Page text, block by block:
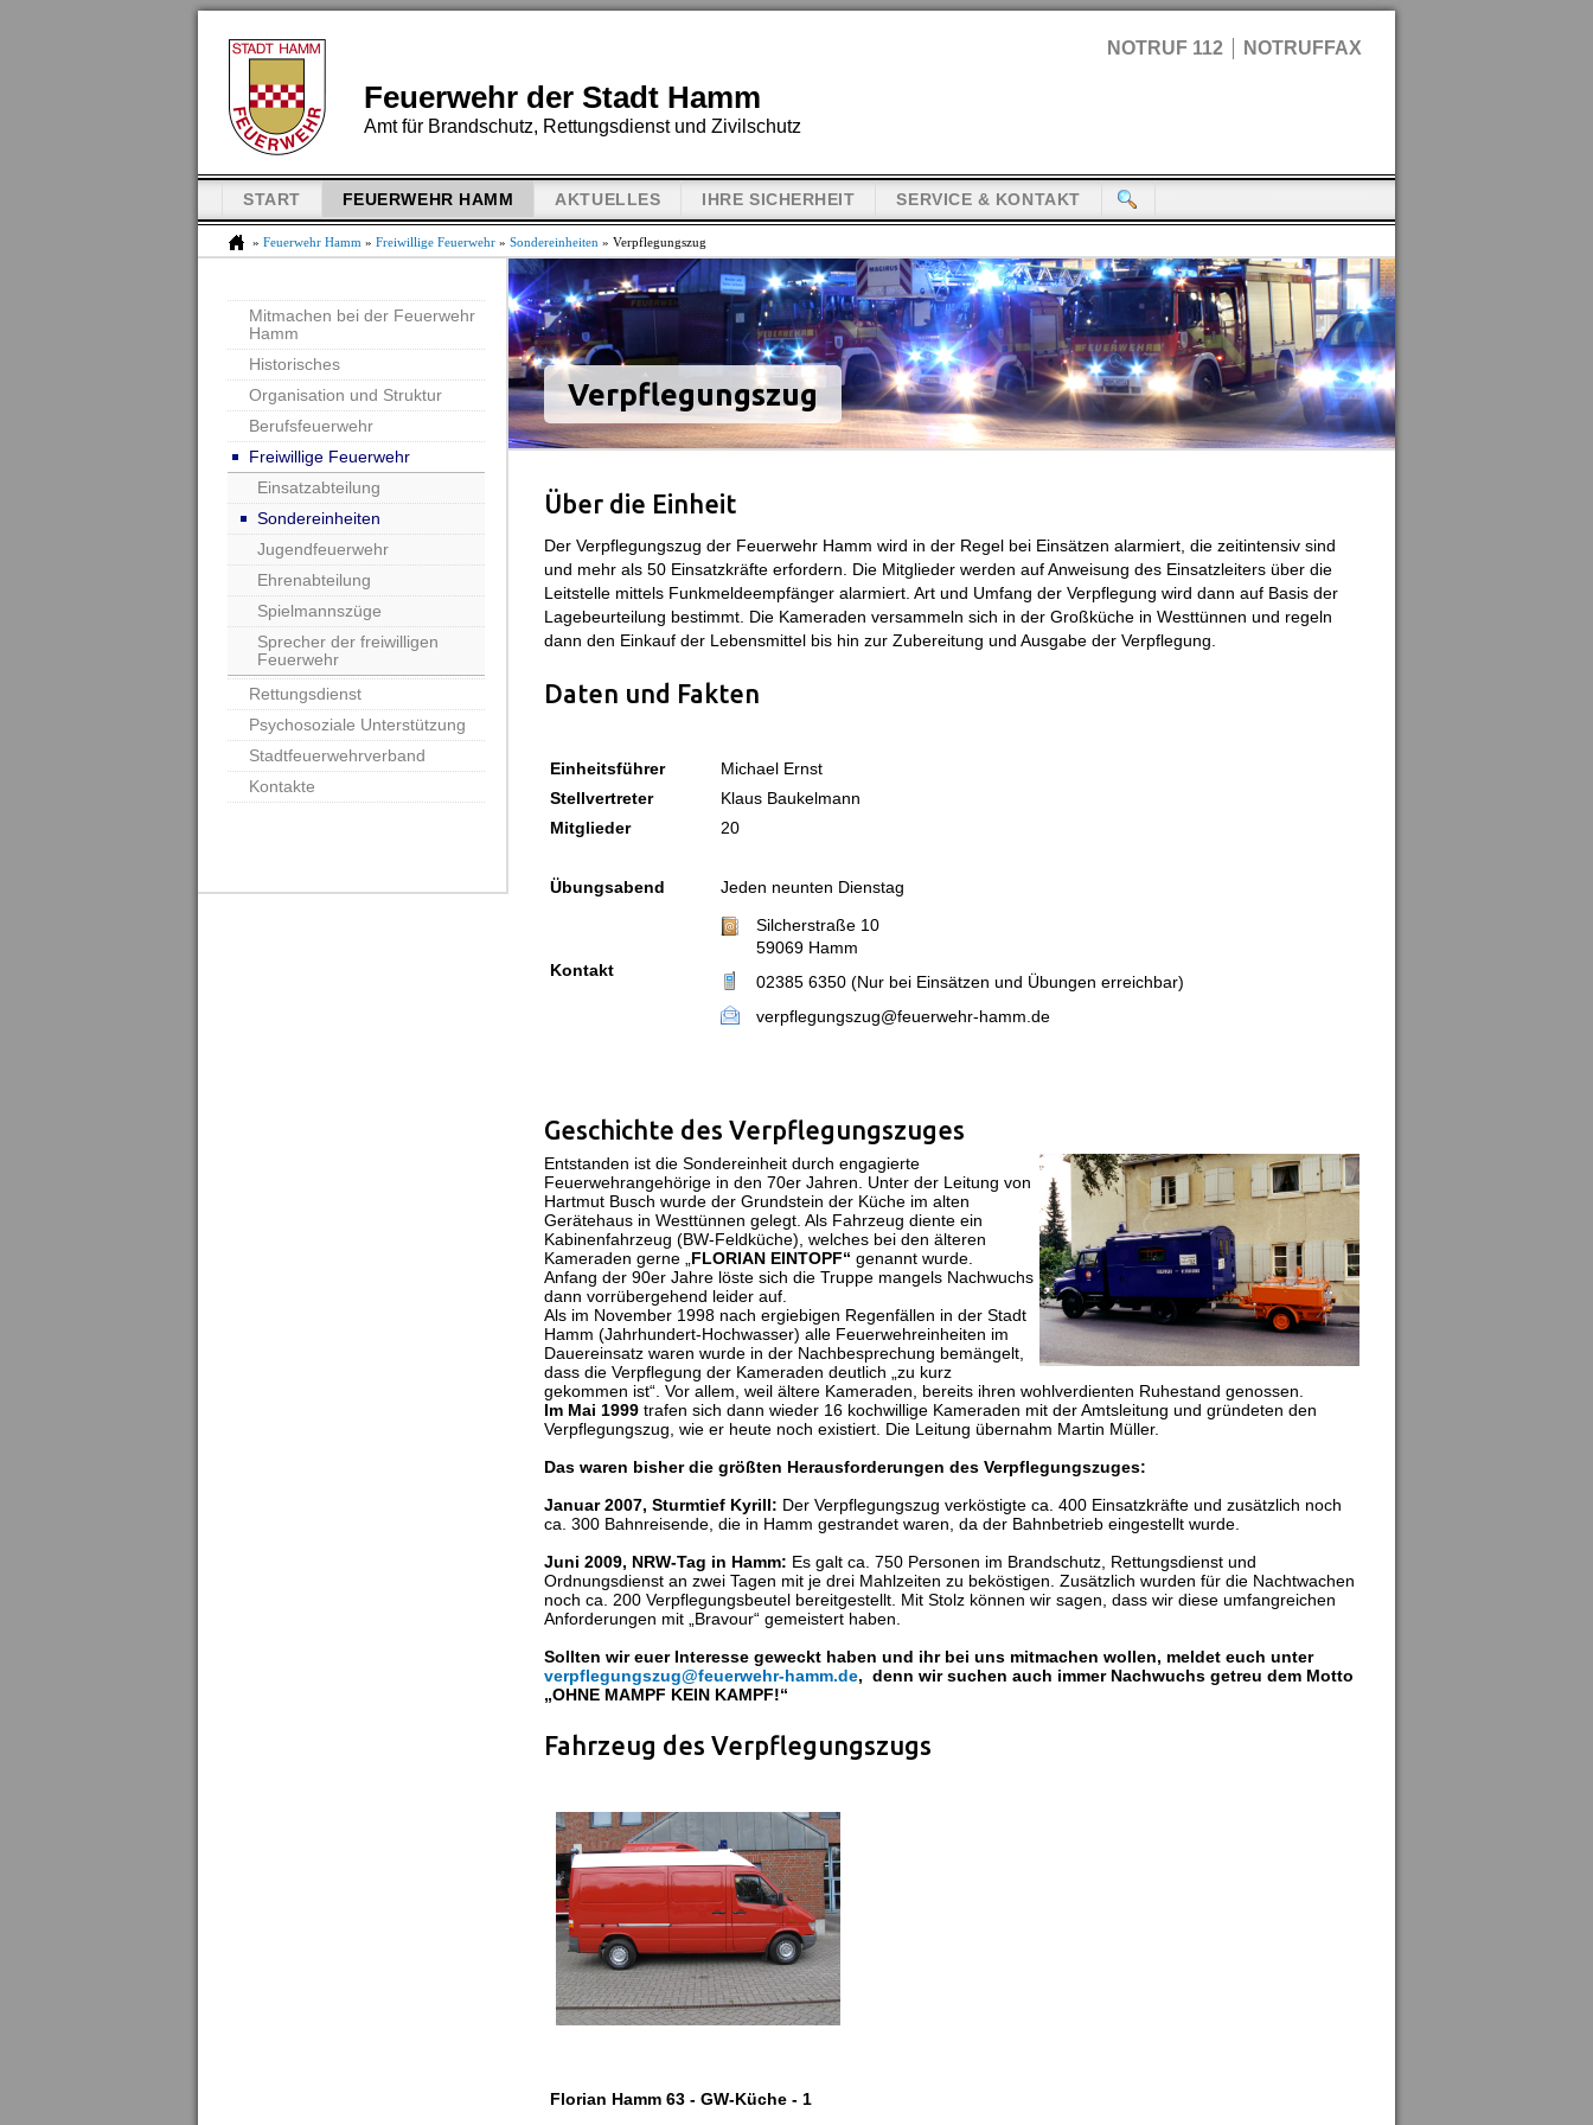
Feuerwehr der Stadt Hamm
Amt für Brandschutz, Rettungsdienst und Zivilschutz
NOTRUF 112 NOTRUFFAX
START FEUERWEHR HAMM AKTUELLES IHRE SICHERHEIT SERVICE & KONTAKT
» Feuerwehr Hamm » Freiwillige Feuerwehr » Sondereinheiten » Verpflegungszug
Mitmachen bei der Feuerwehr
Hamm
Historisches
Organisation und Struktur
Berufsfeuerwehr
Freiwillige Feuerwehr
Einsatzabteilung
Sondereinheiten
Jugendfeuerwehr
Ehrenabteilung
Spielmannszüge
Sprecher der freiwilligen
Feuerwehr
Rettungsdienst
Psychosoziale Unterstützung
Stadtfeuerwehrverband
Kontakte
Verpflegungszug
Über die Einheit
Der Verpflegungszug der Feuerwehr Hamm wird in der Regel bei Einsätzen alarmiert, die zeitintensiv sind
und mehr als 50 Einsatzkräfte erfordern. Die Mitglieder werden auf Anweisung des Einsatzleiters über die
Leitstelle mittels Funkmeldeempfänger alarmiert. Art und Umfang der Verpflegung wird dann auf Basis der
Lagebeurteilung bestimmt. Die Kameraden versammeln sich in der Großküche in Westtünnen und regeln
dann den Einkauf der Lebensmittel bis hin zur Zubereitung und Ausgabe der Verpflegung.
Daten und Fakten
Einheitsführer
Michael Ernst
Stellvertreter
Klaus Baukelmann
Mitglieder
20
Übungsabend Jeden neunten Dienstag
Kontakt
Silcherstraße 10
59069 Hamm
02385 6350 (Nur bei Einsätzen und Übungen erreichbar)
verpflegungszug@feuerwehr-hamm.de
Geschichte des Verpflegungszuges
Entstanden ist die Sondereinheit durch engagierte
Feuerwehrangehörige in den 70er Jahren. Unter der Leitung von
Hartmut Busch wurde der Grundstein der Küche im alten
Gerätehaus in Westtünnen gelegt. Als Fahrzeug diente ein
Kabinenfahrzeug (BW-Feldküche), welches bei den älteren
Kameraden gerne „ FLORIAN EINTOPF“ genannt wurde.
Anfang der 90er Jahre löste sich die Truppe mangels Nachwuchs
dann vorrübergehend leider auf.
Als im November 1998 nach ergiebigen Regenfällen in der Stadt
Hamm (Jahrhundert-Hochwasser) alle Feuerwehreinheiten im
Dauereinsatz waren wurde in der Nachbesprechung bemängelt,
dass die Verpflegung der Kameraden deutlich „zu kurz
gekommen ist“. Vor allem, weil ältere Kameraden, bereits ihren wohlverdienten Ruhestand genossen.
Im Mai 1999 trafen sich dann wieder 16 kochwillige Kameraden mit der Amtsleitung und gründeten den
Verpflegungszug, wie er heute noch existiert. Die Leitung übernahm Martin Müller.
Das waren bisher die größten Herausforderungen des Verpflegungszuges:
Januar 2007, Sturmtief Kyrill: Der Verpflegungszug verköstigte ca. 400 Einsatzkräfte und zusätzlich noch
ca. 300 Bahnreisende, die in Hamm gestrandet waren, da der Bahnbetrieb eingestellt wurde.
Juni 2009, NRW-Tag in Hamm: Es galt ca. 750 Personen im Brandschutz, Rettungsdienst und
Ordnungsdienst an zwei Tagen mit je drei Mahlzeiten zu beköstigen. Zusätzlich wurden für die Nachtwachen
noch ca. 200 Verpflegungsbeutel bereitgestellt. Mit Stolz können wir sagen, dass wir diese umfangreichen
Anforderungen mit „Bravour“ gemeistert haben.
Sollten wir euer Interesse geweckt haben und ihr bei uns mitmachen wollen, meldet euch unter
verpflegungszug@feuerwehr-hamm.de, denn wir suchen auch immer Nachwuchs getreu dem Motto
„OHNE MAMPF KEIN KAMPF!“
Fahrzeug des Verpflegungszugs
Florian Hamm 63 - GW-Küche - 1